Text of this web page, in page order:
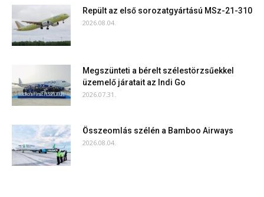
Repült az első sorozatgyártású MSz-21-310
2026.08.04.
Megszünteti a bérelt szélestörzsűekkel
üzemelő járatait az Indi Go
2026.07.31.
Összeomlás szélén a Bamboo Airways
2026.08.04.